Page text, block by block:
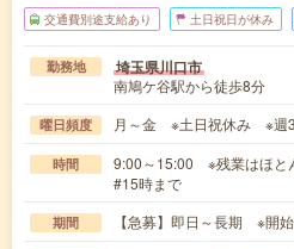
交通費別途支給あり 土日祝日が休み
勤務地 埼玉県川口市
南鳩ケ谷駅から徒歩8分
曜日頻度 月～金 ※土日祝休み ※週3
時間
9:00～15:00 ※残業はほと
#15時まで
期間 【急募】即日～長期 ※開